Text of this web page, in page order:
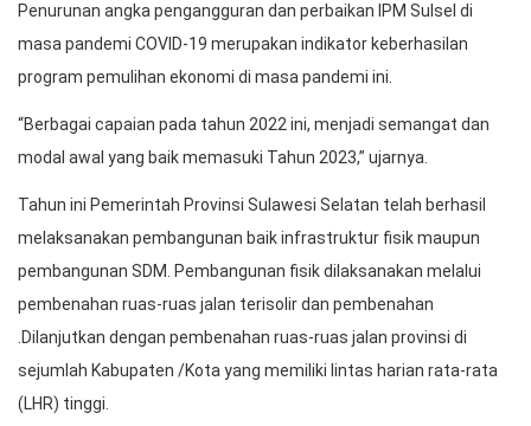
Penurunan angka pengangguran dan perbaikan IPM Sulsel di
masa pandemi COVID-19 merupakan indikator keberhasilan
program pemulihan ekonomi di masa pandemi ini.
“Berbagai capaian pada tahun 2022 ini, menjadi semangat dan
modal awal yang baik memasuki Tahun 2023,” ujarnya.
Tahun ini Pemerintah Provinsi Sulawesi Selatan telah berhasil
melaksanakan pembangunan baik infrastruktur fisik maupun
pembangunan SDM. Pembangunan fisik dilaksanakan melalui
pembenahan ruas-ruas jalan terisolir dan pembenahan
.Dilanjutkan dengan pembenahan ruas-ruas jalan provinsi di
sejumlah Kabupaten /Kota yang memiliki lintas harian rata-rata
(LHR) tinggi.